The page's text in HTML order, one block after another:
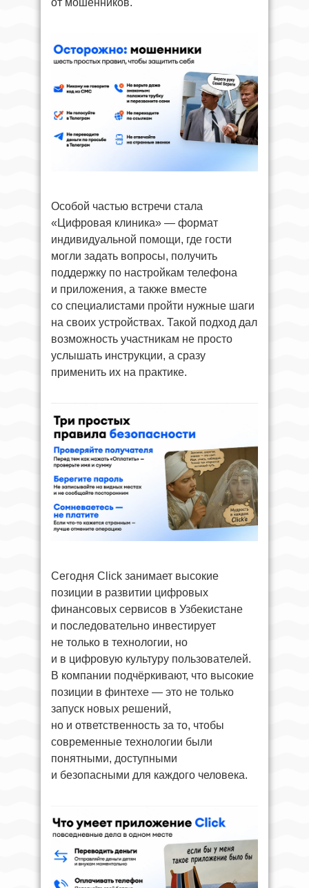
от мошенников.
Особой частью встречи стала
«Цифровая клиника» — формат
индивидуальной помощи, где гости
могли задать вопросы, получить
поддержку по настройкам телефона
и приложения, а также вместе
со специалистами пройти нужные шаги
на своих устройствах. Такой подход дал
возможность участникам не просто
услышать инструкции, а сразу
применить их на практике.
Сегодня Click занимает высокие
позиции в развитии цифровых
финансовых сервисов в Узбекистане
и последовательно инвестирует
не только в технологии, но
и в цифровую культуру пользователей.
В компании подчёркивают, что высокие
позиции в финтехе — это не только
запуск новых решений,
но и ответственность за то, чтобы
современные технологии были
понятными, доступными
и безопасными для каждого человека.